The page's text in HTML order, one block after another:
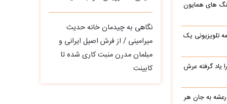
های همایون
تلویزیونی یک
گرفته عرش
رعشه به جان هر
نگاهی به چیدمان خانه حدیث
میرامینی / از فرش اصیل ایرانی و
مبلمان مدرن منبت‌ کاری‌ شده تا
کابینت